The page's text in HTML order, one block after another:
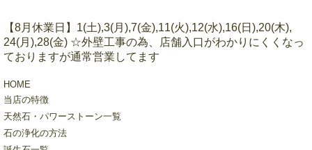
【8月休業日】1(土),3(月),7(金),11(火),12(水),16(日),20(木),
24(月),28(金) ☆外壁工事の為、店舗入口がわかりにくくなっ
ておりますが通常営業してます
HOME
当店の特徴
天然石・パワーストーン一覧
石の浄化の方法